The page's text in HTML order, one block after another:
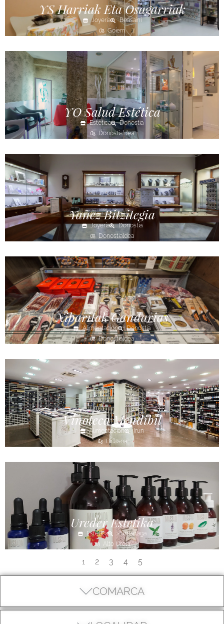
COMARCA
YS Harriak Eta Osagarriak
Joyería
Beasaini
Goierri
YO Salud Estética
Estética
Donostia
Donostialdea
Yañez Bitzitegia
Joyería
Donostia
Donostialdea
Xibaritak Gandarias
Alimentación
Donostia
Donostialdea
Vinoteca Mendibil
Alimentación
Irún
Bidasoa
Ureder Estetika
Estética
Zumarraga
Alto Urola
1 2 3 4 5